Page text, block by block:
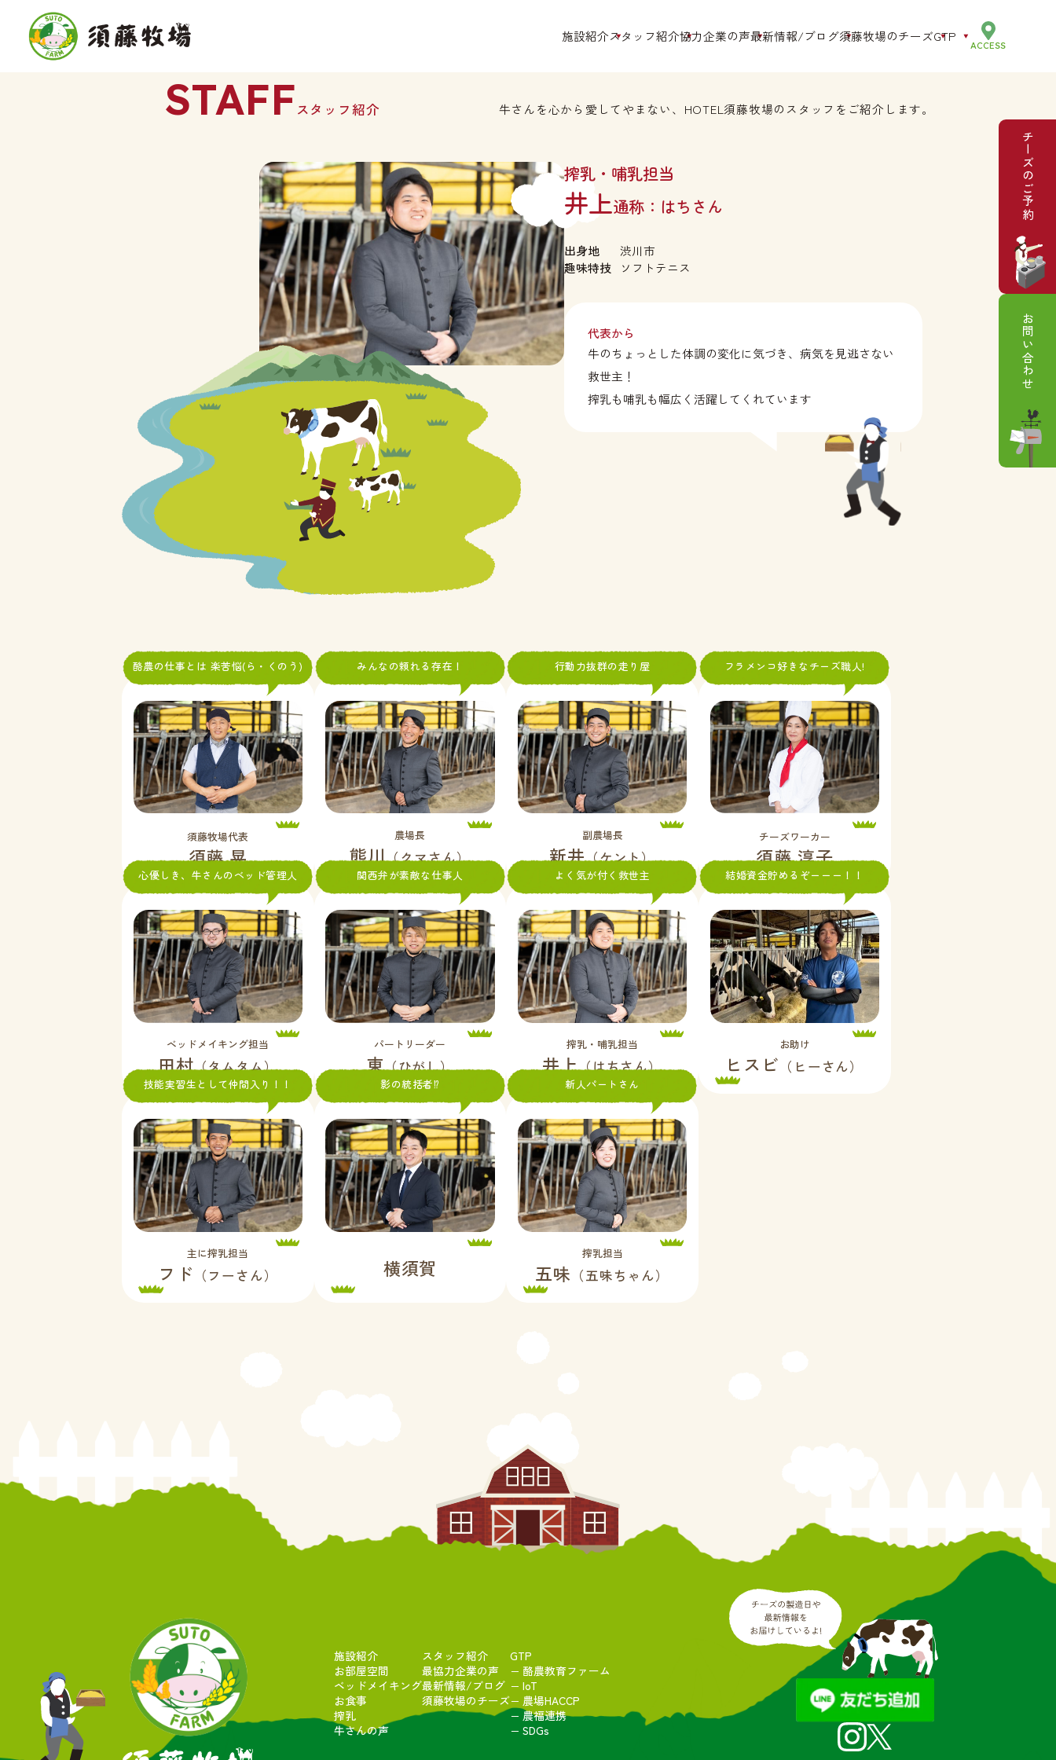
チーズのご予約
お問い合わせ
施設紹介
お食事
牛さんの声
スタッフ紹介協力企業の声最新情報/ブログ須藤牧場のチーズGTP
農場HACCP
ACCESS
STAFFスタッフ紹介 牛さんを心から愛してやまない、HOTEL須藤牧場のスタッフをご紹介します。
搾乳・哺乳担当
井上 はちさん
出身地
渋川市
趣味特技
ソフトテニス
代表から
牛のちょっとした体調の変化に気づき、病気を見逃さない
救世主！
搾乳も哺乳も幅広く活躍してくれています
酪農の仕事とは 楽苦悩(ら・くのう)
須藤牧場代表
須藤 晃
みんなの頼れる存在！
農場長
熊川（クマさん）
行動力抜群の走り屋
副農場長
新井（ケント）
フラメンコ好きなチーズ職人!
チーズワーカー
須藤 淳子
心優しき、牛さんのベッド管理人
ベッドメイキング担当
田村（タムタム）
関西弁が素敵な仕事人
パートリーダー
東（ひがし）
よく気が付く救世主
搾乳・哺乳担当
井上（はちさん）
結婚資金貯めるぞーーー！！
お助け
ヒスビ （ヒーさん）
技能実習生として仲間入り！！
主に搾乳担当
フド （フーさん）
影の統括者⁉
横須賀
新人パートさん
搾乳担当
五味 （五味ちゃん）
施設紹介
お部屋空間
ベッドメイキング
お食事
搾乳
牛さんの声
スタッフ紹介
最協力企業の声
最新情報/ブログ
須藤牧場のチーズ
GTP
− 酪農教育ファーム
− IoT
− 農場HACCP
− 農福連携
− SDGs